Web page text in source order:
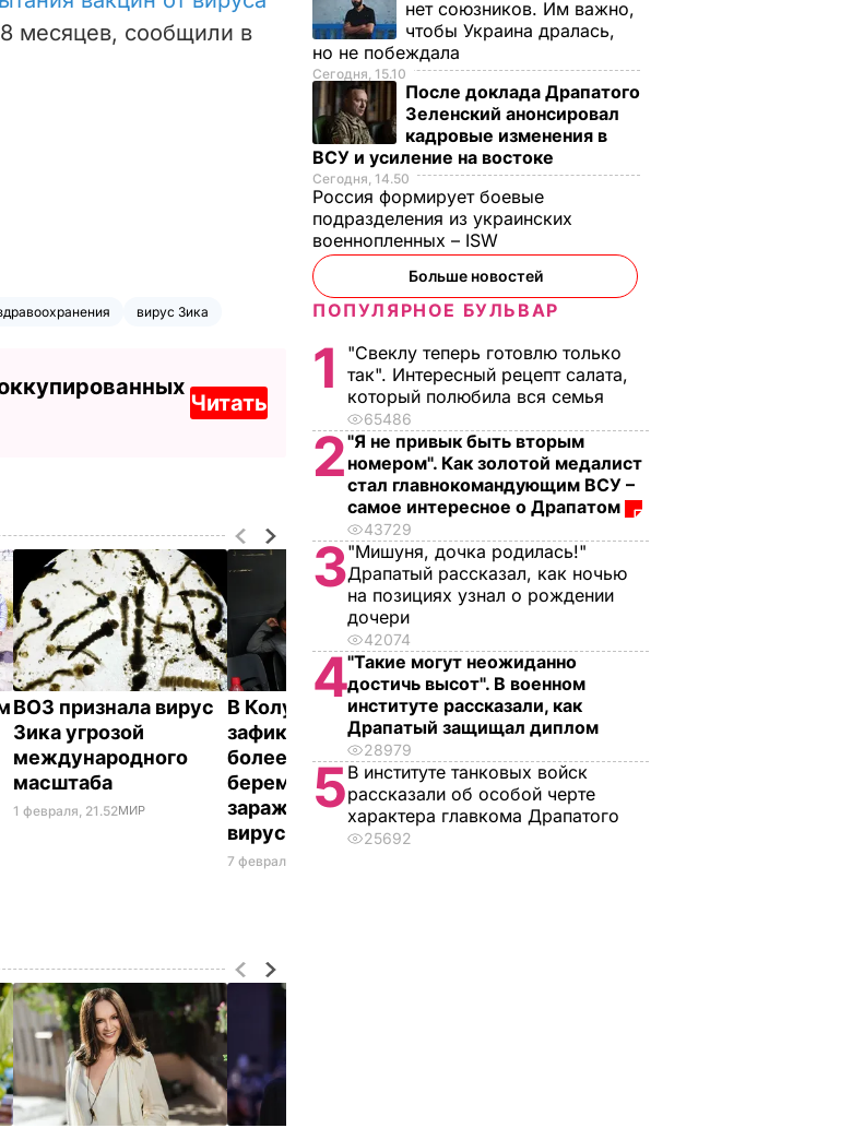
месяцев, сообщили в
вирус Зика
Читать
ВОЗ признала вирус
Зика угрозой
международного
масштаба
1 февраля, 21.52МИР
В Колумбии медики
зафиксировали
более 3 тыс.
беременных,
зараженных
вирусом Зика
7 февраля, 14.09
Первый случай
заражения вирусом
Зика зафиксирован в
Дании
27 января, 11.08МИР
нет союзников. Им важно,
чтобы Украина дралась,
но не побеждала
Сегодня, 15.10
После доклада Драпатого
Зеленский анонсировал
кадровые изменения в
ВСУ и усиление на востоке
Сегодня, 14.50
Россия формирует боевые
подразделения из украинских
военнопленных – ISW
Больше новостей
ПОПУЛЯРНОЕ БУЛЬВАР
1
"Свеклу теперь готовлю только
так". Интересный рецепт салата,
который полюбила вся семья
65486
2"Я не привык быть вторым
номером". Как золотой медалист
стал главнокомандующим ВСУ –
самое интересное о Драпатом
43729
3"Мишуня, дочка родилась!"
Драпатый рассказал, как ночью
на позициях узнал о рождении
дочери
42074
4"Такие могут неожиданно
достичь высот". В военном
институте рассказали, как
Драпатый защищал диплом
28979
5В институте танковых войск
рассказали об особой черте
характера главкома Драпатого
25692